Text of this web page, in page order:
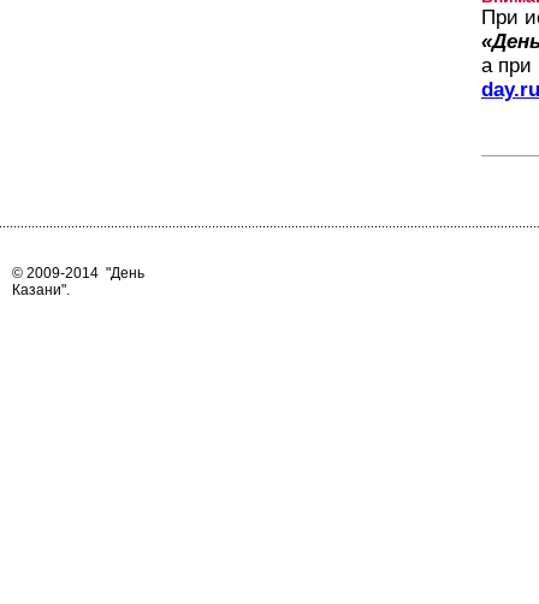
При
а при
day.ru
© 2009-2014 "День
Казани".